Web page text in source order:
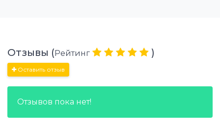
Отзывы ( Рейтинг )
Оставить отзыв
Отзывов пока нет!